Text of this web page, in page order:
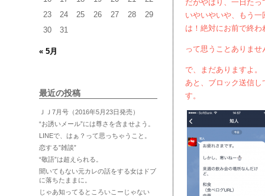
« 5月
23
24 25 26 27 28
29
30
31
最近の投稿
ＪＪ7月号（2016年5月23日発売）
“お誘いメール”には尊さを含ませよう。
LINEで、はぁ？って思っちゃうこと。
恋する”雑談”
“敬語”は超えられる。
聞いてもない元カレの話をする女はドブ
に落ちたままに。
じゃあ知ってるところいこーじゃない
だがやはり、一日た
いやいやいや、もう
は！絶対にお前で終わ
って思うことありま
で、まだありますよ。
あと、ブロック送信し
す。